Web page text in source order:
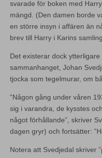
svarade för boken med
mängd. (Den damen borde
en större insyn i affären än
brev till Harry i Karins
Det existerar dock ytterligare
sammanhanget, Johan
tjocka som tegelmurar, om
”Någon gång under våren
sig i varandra, de kysstes
något förhållande”, skriver
dagen gryr) och fortsätter:
Notera att Svedjedal skriver